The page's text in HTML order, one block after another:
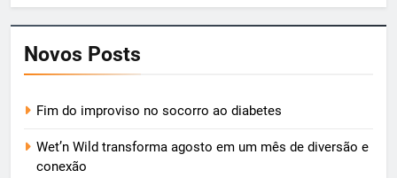
Novos Posts
Fim do improviso no socorro ao diabetes
Wet’n Wild transforma agosto em um mês de diversão e
conexão